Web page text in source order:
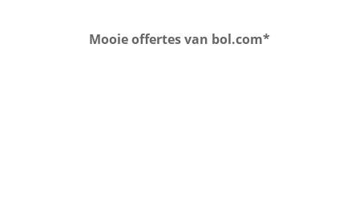
Mooie offertes van bol.com*